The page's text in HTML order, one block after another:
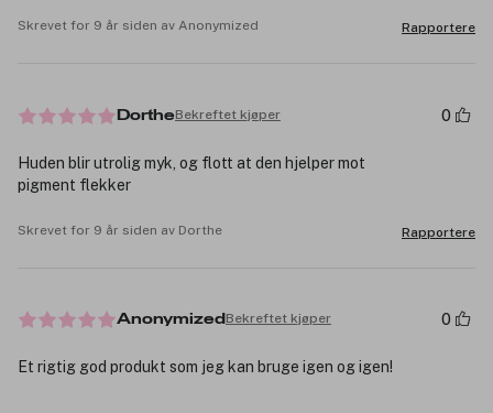
Skrevet for 9 år siden av Anonymized Rapportere
DortheBekreftet kjøper 0
Huden blir utrolig myk, og flott at den hjelper mot
pigment flekker
Skrevet for 9 år siden av Dorthe Rapportere
Anonymized Bekreftet kjøper 0
Et rigtig god produkt som jeg kan bruge igen og igen!